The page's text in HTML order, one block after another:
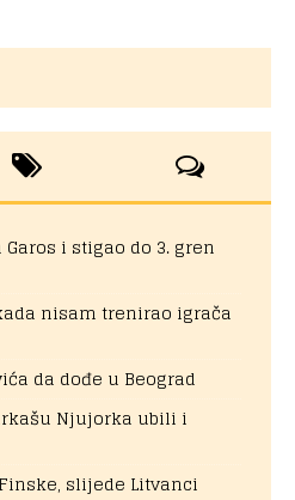
i stigao do 3. gren
nisam trenirao igrača
da dođe u Beograd
Njujorka ubili i
slijede Litvanci